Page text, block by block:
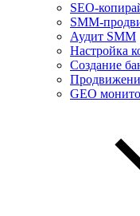
SEO-
SMM-
Аудит SMM
Настройка
Создание
GEO